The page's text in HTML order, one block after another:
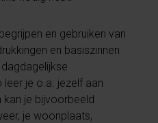
en gebruiken van
en basiszinnen
je o.a. jezelf aan
kan je bijvoorbeeld
je woonplaats,